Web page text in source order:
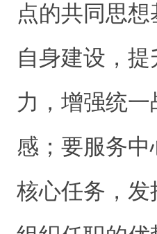
点的共同思
自身建设，
力，增强统
感；要服务
核心任务，